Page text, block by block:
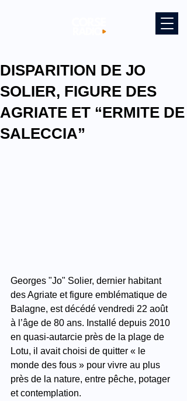
DISPARITION DE JO
SOLIER, FIGURE DES
AGRIATE ET “ERMITE DE
SALECCIA”
Georges "Jo" Solier, dernier habitant
des Agriate et figure emblématique de
Balagne, est décédé vendredi 22 août
à l’âge de 80 ans. Installé depuis 2010
en quasi-autarcie près de la plage de
Lotu, il avait choisi de quitter « le
monde des fous » pour vivre au plus
près de la nature, entre pêche, potager
et contemplation.